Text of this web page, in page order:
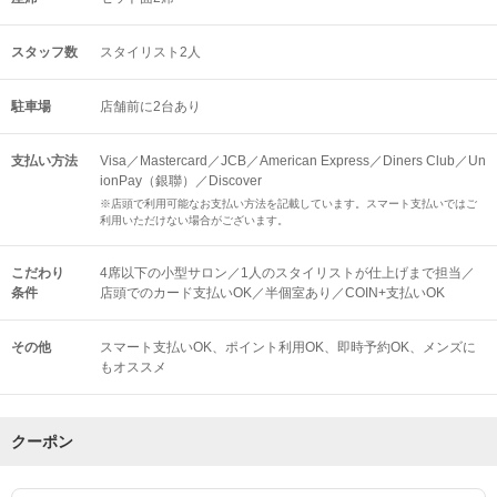
スタッフ数 スタイリスト2人
駐車場 店舗前に2台あり
支払い方法
Visa／Mastercard／JCB／American Express／Diners Club／Un
ionPay（銀聯）／Discover
※店頭で利用可能なお支払い方法を記載しています。スマート支払いではご
利用いただけない場合がございます。
こだわり
条件
4席以下の小型サロン／1人のスタイリストが仕上げまで担当／
店頭でのカード支払いOK／半個室あり／COIN+支払いOK
その他 スマート支払いOK ポイント利用OK 即時予約OK
メンズに
もオススメ
クーポン